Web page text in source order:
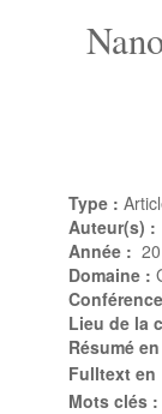
Type :
Auteur(s) :
Année :
Domaine :
Lieu de la
Résumé
Fulltext en
Mots clés :